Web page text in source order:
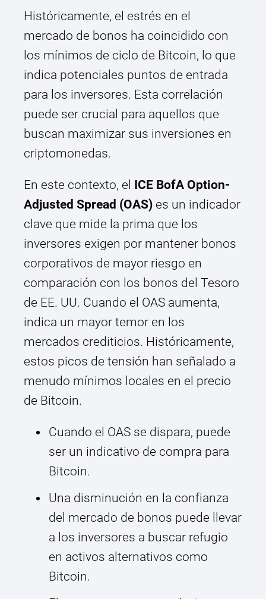
Históricamente, el estrés en el
mercado de bonos ha coincidido con
los mínimos de ciclo de Bitcoin, lo que
indica potenciales puntos de entrada
para los inversores. Esta correlación
puede ser crucial para aquellos que
buscan maximizar sus inversiones en
criptomonedas.
En este contexto, el ICE BofA Option-
Adjusted Spread (OAS) es un indicador
clave que mide la prima que los
inversores exigen por mantener bonos
corporativos de mayor riesgo en
comparación con los bonos del Tesoro
de EE. UU. Cuando el OAS aumenta,
indica un mayor temor en los
mercados crediticios. Históricamente,
estos picos de tensión han señalado a
menudo mínimos locales en el precio
de Bitcoin.
Cuando el OAS se dispara, puede
ser un indicativo de compra para
Bitcoin.
Una disminución en la confianza
del mercado de bonos puede llevar
a los inversores a buscar refugio
en activos alternativos como
Bitcoin.